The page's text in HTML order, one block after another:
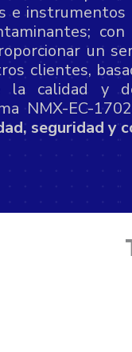
e
un
clientes,
la calidad y
NMX-EC-
seguridad y